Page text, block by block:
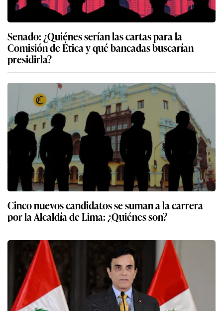
Senado: ¿Quiénes serían las cartas para la
Comisión de Ética y qué bancadas buscarían
presidirla?
Cinco nuevos candidatos se suman a la carrera
por la Alcaldía de Lima: ¿Quiénes son?